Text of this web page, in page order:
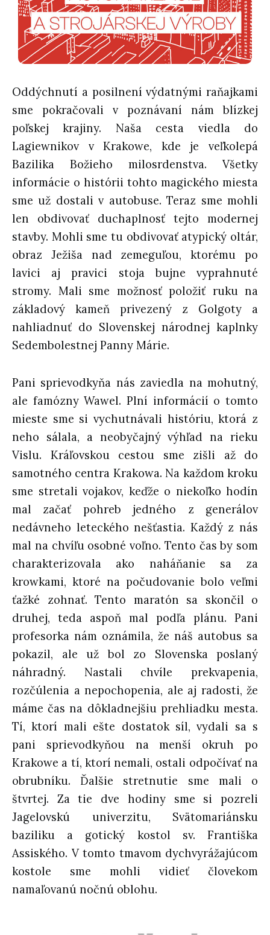
Oddýchnutí a posilnení výdatnými raňajkami
sme pokračovali v poznávaní nám blízkej
poľskej krajiny. Naša cesta viedla do
Lagiewnikov v Krakowe, kde je veľkolepá
Bazilika Božieho milosrdenstva. Všetky
informácie o histórii tohto magického miesta
sme už dostali v autobuse. Teraz sme mohli
len obdivovať duchaplnosť tejto modernej
stavby. Mohli sme tu obdivovať atypický oltár,
obraz Ježiša nad zemeguľou, ktorému po
lavici aj pravici stoja bujne vyprahnuté
stromy. Mali sme možnosť položiť ruku na
základový kameň privezený z Golgoty a
nahliadnuť do Slovenskej národnej kaplnky
Sedembolestnej Panny Márie.
Pani sprievodkyňa nás zaviedla na mohutný,
ale famózny Wawel. Plní informácií o tomto
mieste sme si vychutnávali históriu, ktorá z
neho sálala, a neobyčajný výhľad na rieku
Vislu. Kráľovskou cestou sme zišli až do
samotného centra Krakowa. Na každom kroku
sme stretali vojakov, keďže o niekoľko hodín
mal začať pohreb jedného z generálov
nedávneho leteckého nešťastia. Každý z nás
mal na chvíľu osobné voľno. Tento čas by som
charakterizovala ako naháňanie sa za
krowkami, ktoré na počudovanie bolo veľmi
ťažké zohnať. Tento maratón sa skončil o
druhej, teda aspoň mal podľa plánu. Pani
profesorka nám oznámila, že náš autobus sa
pokazil, ale už bol zo Slovenska poslaný
náhradný. Nastali chvíle prekvapenia,
rozčúlenia a nepochopenia, ale aj radosti, že
máme čas na dôkladnejšiu prehliadku mesta.
Tí, ktorí mali ešte dostatok síl, vydali sa s
pani sprievodkyňou na menší okruh po
Krakowe a tí, ktorí nemali, ostali odpočívať na
obrubníku. Ďalšie stretnutie sme mali o
štvrtej. Za tie dve hodiny sme si pozreli
Jagelovskú univerzitu, Svätomariánsku
baziliku a gotický kostol sv. Františka
Assiského. V tomto tmavom dychvyrážajúcom
kostole sme mohli vidieť človekom
namaľovanú nočnú oblohu.